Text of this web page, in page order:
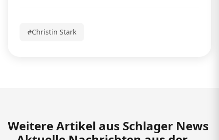
#Christin Stark
Weitere Artikel aus Schlager News